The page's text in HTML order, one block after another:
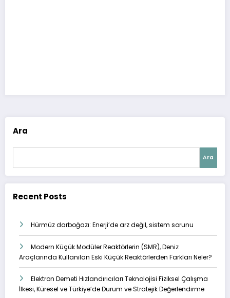
Ara
Ara
Recent Posts
Hürmüz darboğazı: Enerji’de arz değil, sistem sorunu
Modern Küçük Modüler Reaktörlerin (SMR), Deniz
Araçlarında Kullanılan Eski Küçük Reaktörlerden Farkları Neler?
Elektron Demeti Hızlandırıcıları Teknolojisi Fiziksel Çalışma
İlkesi, Küresel ve Türkiye’de Durum ve Stratejik Değerlendirme